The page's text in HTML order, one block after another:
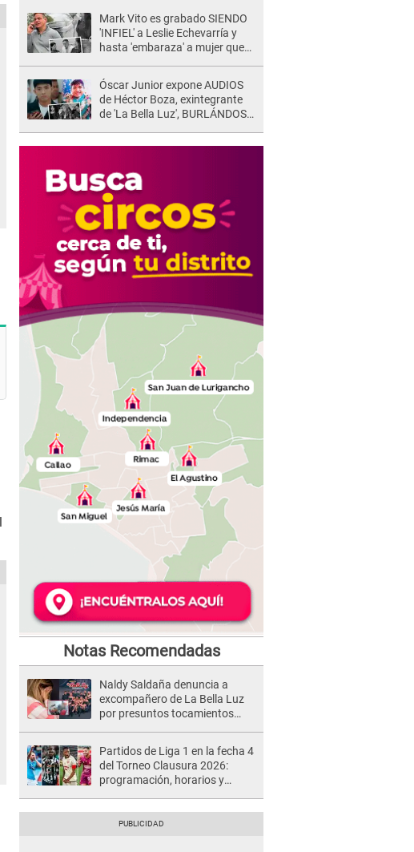
Mark Vito es grabado SIENDO
'INFIEL' a Leslie Echevarría y
hasta 'embaraza' a mujer que
desgraciado! "
Óscar Junior expone AUDIOS
de Héctor Boza, exintegrante
de 'La Bella Luz', BURLÁNDOSE
Notas Recomendadas
Naldy Saldaña denuncia a
excompañero de La Bella Luz
por presuntos tocamientos
Partidos de Liga 1 en la fecha 4
del Torneo Clausura 2026:
programación, horarios y